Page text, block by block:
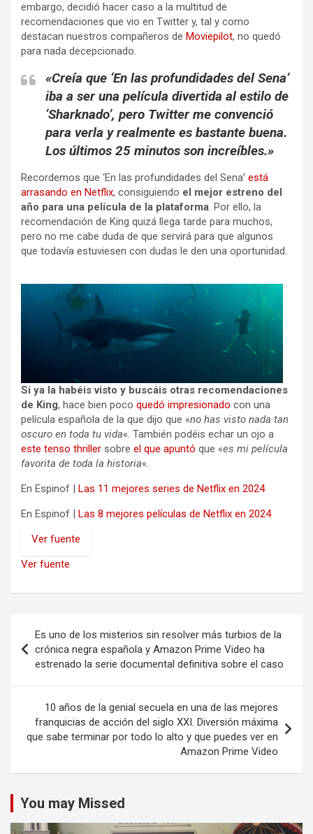
embargo, decidió hacer caso a la multitud de
recomendaciones que vio en Twitter y, tal y como
destacan nuestros compañeros de Moviepilot, no quedó
para nada decepcionado.
«Creía que ‘En las profundidades del Sena’
iba a ser una película divertida al estilo de
‘Sharknado’, pero Twitter me convenció
para verla y realmente es bastante buena.
Los últimos 25 minutos son increíbles.»
Recordemos que ‘En las profundidades del Sena’ está
arrasando en Netflix, consiguiendo el mejor estreno del
año para una película de la plataforma. Por ello, la
recomendación de King quizá llega tarde para muchos,
pero no me cabe duda de que servirá para que algunos
que todavía estuviesen con dudas le den una oportunidad.
Si ya la habéis visto y buscáis otras recomendaciones
de King, hace bien poco quedó impresionado con una
película española de la que dijo que «no has visto nada tan
oscuro en toda tu vida«. También podéis echar un ojo a
este tenso thriller sobre el que apuntó que «es mi película
favorita de toda la historia«.
En Espinof | Las 11 mejores series de Netflix en 2024
En Espinof | Las 8 mejores películas de Netflix en 2024
Ver fuente
Ver fuente
de
entradas
Es uno de los misterios sin resolver más turbios de la
crónica negra española y Amazon Prime Video ha
estrenado la serie documental definitiva sobre el caso
10 años de la genial secuela en una de las mejores
franquicias de acción del siglo XXI. Diversión máxima
que sabe terminar por todo lo alto y que puedes ver en
Amazon Prime Video
You may Missed